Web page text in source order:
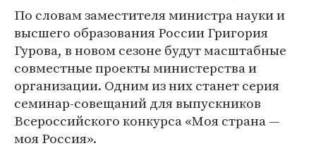
По словам заместителя министра науки и
высшего образования России Григория
Гурова, в новом сезоне будут масштабные
совместные проекты министерства и
организации. Одним из них станет серия
семинар-совещаний для выпускников
Всероссийского конкурса «Моя страна —
моя Россия».